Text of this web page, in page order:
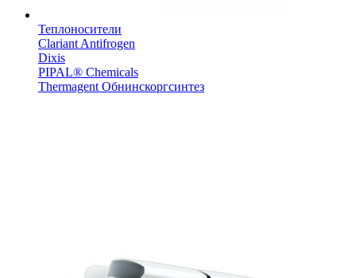
Теплоносители
Clariant Antifrogen
Dixis
PIPAL® Chemicals
Thermagent Обнинскоргсинтез